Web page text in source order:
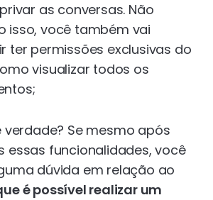
as conversas. Não
isso, você também vai
ter permissões exclusivas do
visualizar todos os
verdade? Se mesmo após
essas funcionalidades, você
dúvida em relação ao
é possível realizar um